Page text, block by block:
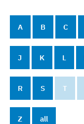
A B C
J K L
R S T
Z all